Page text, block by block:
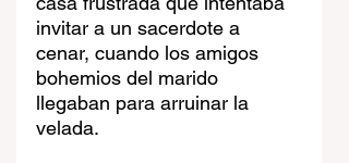
invitar a un sacerdote a
cenar, cuando los amigos
bohemios del marido
llegaban para arruinar la
velada.